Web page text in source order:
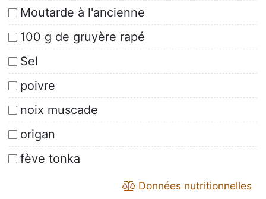
Moutarde à l'ancienne
100 g de gruyère rapé
Sel
poivre
noix muscade
origan
fève tonka
Données nutritionnelles